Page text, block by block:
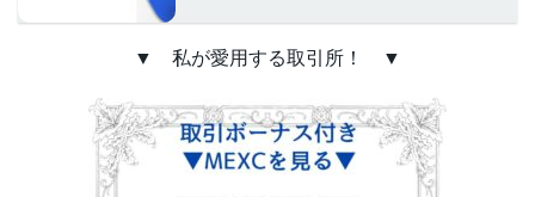
▼ 私が愛用する取引所！ ▼